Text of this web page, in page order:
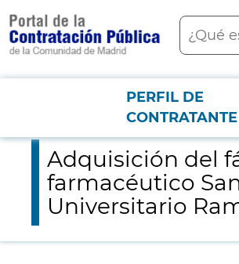
contenido
principal
Buscar
Menú PCON
PERFIL DE
CONTRATANTE
Adquisición del fármaco
Adquisición del
farmacéutico
Universitario